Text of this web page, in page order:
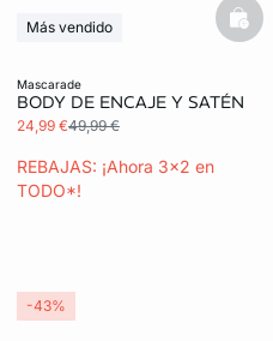
mascarade
BODY DE ENCAJE Y SATÉN
24,99 €49,99 €
REBAJAS: ¡Ahora 3x2 en
TODO*!
Más vendido
-43%